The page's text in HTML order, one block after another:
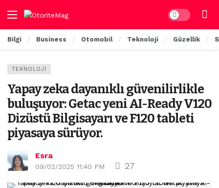
Dark mode
Bilgi Business Otomobil Teknoloji Güzellik
TEKNOLOJI
Yapay zeka dayanıklı güvenilirlikle
buluşuyor: Getac yeni AI-Ready V120
Dizüstü Bilgisayarı ve F120 tableti
piyasaya sürüyor.
Esra
09/02/2025 11:40 PM 27